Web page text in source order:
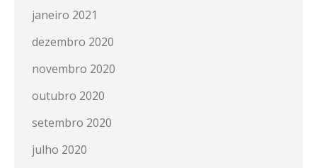
janeiro 2021
dezembro 2020
novembro 2020
outubro 2020
setembro 2020
julho 2020